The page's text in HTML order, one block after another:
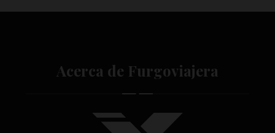
Acerca de Furgoviajera